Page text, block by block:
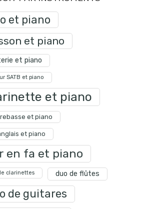
et piano
et piano
et piano
SATB et piano
et piano
et piano
et piano
en fa et piano
clarinettes duo de flûtes
de guitares